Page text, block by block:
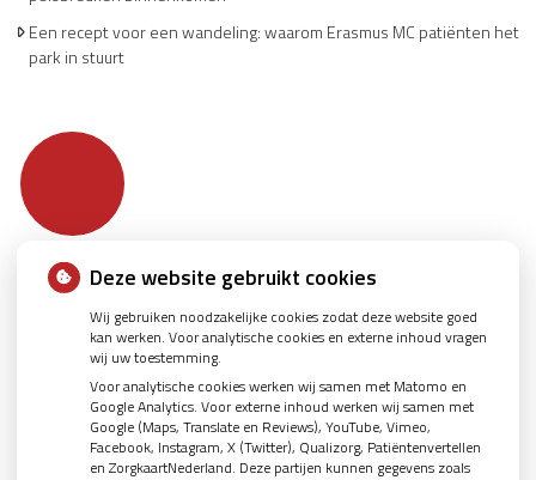
Een recept voor een wandeling: waarom Erasmus MC patiënten het
park in stuurt
Deze website gebruikt cookies
Wij gebruiken noodzakelijke cookies zodat deze website goed
kan werken. Voor analytische cookies en externe inhoud vragen
wij uw toestemming.
Voor analytische cookies werken wij samen met Matomo en
Google Analytics. Voor externe inhoud werken wij samen met
Google (Maps, Translate en Reviews), YouTube, Vimeo,
Facebook, Instagram, X (Twitter), Qualizorg, Patiëntenvertellen
en ZorgkaartNederland. Deze partijen kunnen gegevens zoals